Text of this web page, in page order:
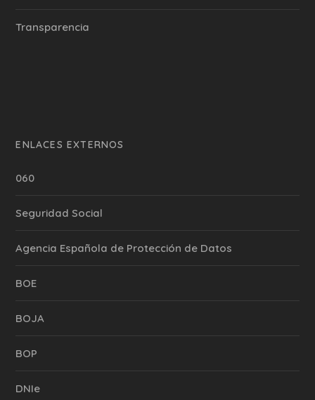
Transparencia
ENLACES EXTERNOS
060
Seguridad Social
Agencia Española de Protección de Datos
BOE
BOJA
BOP
DNIe